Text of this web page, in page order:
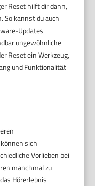
Reset hilft dir dann,
So kannst du auch
Updates
ungewöhnliche
Reset ein Werkzeug,
und Funktionalität
sich
Vorlieben bei
manchmal zu
Hörerlebnis